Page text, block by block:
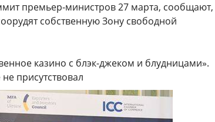
премьер-министров 27 марта, сообщают,
собственную Зону свободной
казино с блэк-джеком и блудницами».
присутствовал